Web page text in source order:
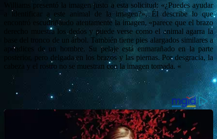
Williams presentó la imagen justo a esta solicitud: «¿Puedes ayudar
a identificar a este animal de la imagen?». Éldescribe lo que
encontró escudriñando atentamente la imagen, «parece que el brazo
derecho muestra los dedos y puede verse como el animal agarra la
base del tronco de un árbol.También tiene pies alargados similares a
apéndices de un hombre. Su pelaje está enmarañado en la parte
posterior, pero delgada en los brazos y las piernas. Por desgracia, la
cabeza y el rostro no se muestran con la imagen tomada. «